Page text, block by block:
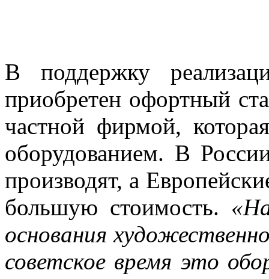
В поддержку
приобретен офортный
частной фирмой,
оборудованием. В
производят, а
большую стоимость.
основания
советское время это